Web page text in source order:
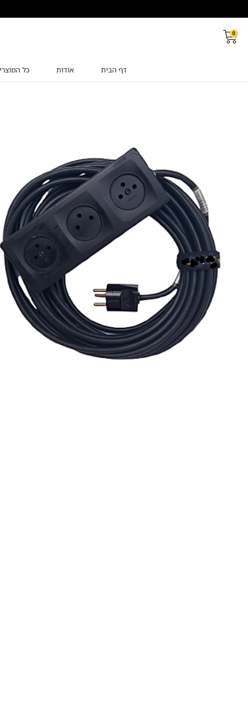
0
דף הבית אודות כל